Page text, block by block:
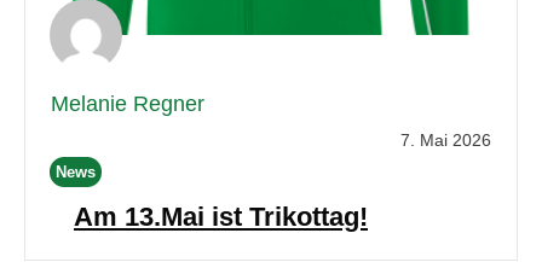
Melanie Regner
7. Mai 2026
News
Am 13.Mai ist Trikottag!